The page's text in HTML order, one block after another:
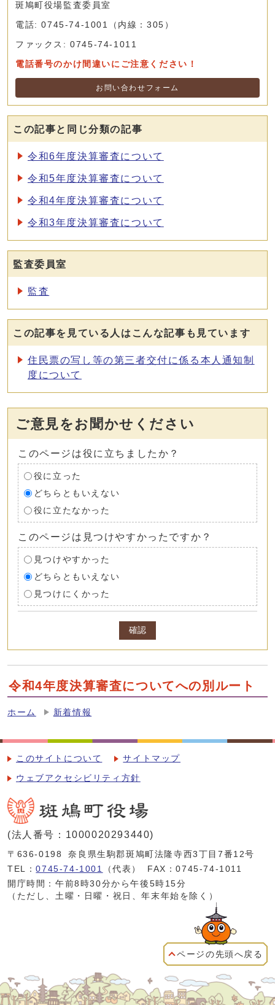
斑鳩町役場監査委員室
電話: 0745-74-1001（内線：305）
ファックス: 0745-74-1011
電話番号のかけ間違いにご注意ください！
お問い合わせフォーム
この記事と同じ分類の記事
令和6年度決算審査について
令和5年度決算審査について
令和4年度決算審査について
令和3年度決算審査について
監査委員室
監査
この記事を見ている人はこんな記事も見ています
住民票の写し等の第三者交付に係る本人通知制
度について
ご意見をお聞かせください
このページは役に立ちましたか？
役に立った
どちらともいえない
役に立たなかった
このページは見つけやすかったですか？
見つけやすかった
どちらともいえない
見つけにくかった
確認
令和4年度決算審査についてへの別ルート
ホーム 新着情報
このサイトについて サイトマップ
ウェブアクセシビリティ方針
(法人番号：1000020293440)
〒636-0198
奈良県生駒郡斑鳩町法隆寺西3丁目7番12号
TEL：0745-74-1001 （代表）
FAX：0745-74-1011
開庁時間：午前8時30分から午後5時15分
（ただし、土曜・日曜・祝日、年末年始を除く）
ページの先頭へ戻る